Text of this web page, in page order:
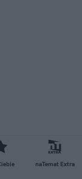
naTemat Extra